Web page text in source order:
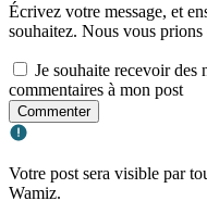
Écrivez votre message, et
souhaitez. Nous vous prions
Je souhaite recevoir
commentaires à mon post
Commenter
Votre post sera visible par
Wamiz.